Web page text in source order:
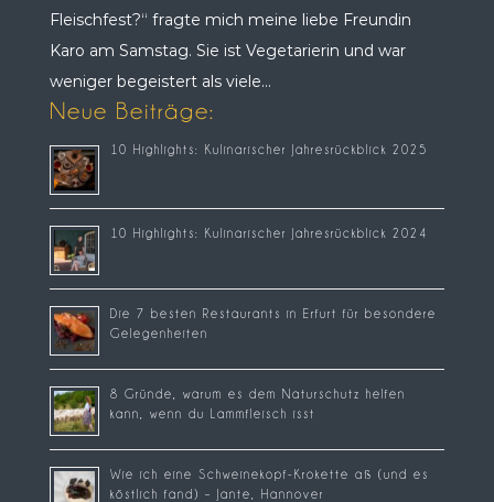
Fleischfest?“ fragte mich meine liebe Freundin
Karo am Samstag. Sie ist Vegetarierin und war
weniger begeistert als viele...
Neue Beiträge:
10 Highlights: Kulinarischer Jahresrückblick 2025
10 Highlights: Kulinarischer Jahresrückblick 2024
Die 7 besten Restaurants in Erfurt für besondere
Gelegenheiten
8 Gründe, warum es dem Naturschutz helfen
kann, wenn du Lammfleisch isst
Wie ich eine Schweinekopf-Krokette aß (und es
köstlich fand) – Jante, Hannover